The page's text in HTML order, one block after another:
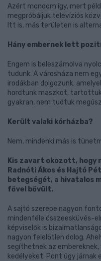
Azért mondom így, mert
megpróbáljuk televíziós
Itt is, más területen is
Hány embernek lett
Engem is beleszámolva
tudunk. A városháza nem
irodákban dolgozunk,
hordtunk maszkot,
gyakran, nem tudtuk
Került valaki kórházba?
Nem, mindenki más is
Kis zavart okozott, hogy
Radnóti Ákos és Hajtó
betegségét, a hivatalos
fővel bővült.
A sajtó szerepe nagyon
mindenféle összeesküvés-
képviselők is
nagyon felelőtlen dolog.
segíthetnek az
kedélyeket. Pont úgy járnak